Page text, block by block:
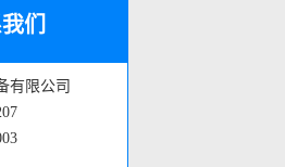
们
有限公司